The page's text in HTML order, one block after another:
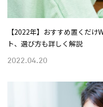
2022.04.20
【2022年】おすすめ置くだ
ト、選び方も詳しく解説